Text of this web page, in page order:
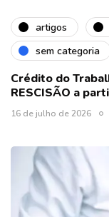
artigos
sem categoria
Crédito do
RESCISÃO a
16 de julho de 2026